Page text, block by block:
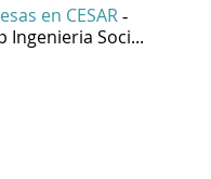
en CESAR -
Ingenieria Soci...